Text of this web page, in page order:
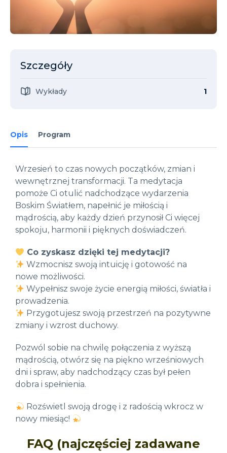
Opis Program
Wrzesień to czas nowych początków, zmian i
wewnętrznej transformacji. Ta medytacja
pomoże Ci otulić nadchodzące wydarzenia
Boskim Światłem, napełnić je miłością i
mądrością, aby każdy dzień przynosił Ci więcej
spokoju, harmonii i pięknych doświadczeń.
Co zyskasz dzięki tej medytacji?
Wzmocnisz swoją intuicję i gotowość na
nowe możliwości.
Wypełnisz swoje życie energią miłości, światła i
prowadzenia.
Przygotujesz swoją przestrzeń na pozytywne
zmiany i wzrost duchowy.
Pozwól sobie na chwilę połączenia z wyższą
mądrością, otwórz się na piękno wrześniowych
dni i spraw, aby nadchodzący czas był pełen
dobra i spełnienia.
Rozświetl swoją drogę i z radością wkrocz w
nowy miesiąc!
FAQ (najczęściej zadawane
Szczegóły
Wykłady 1